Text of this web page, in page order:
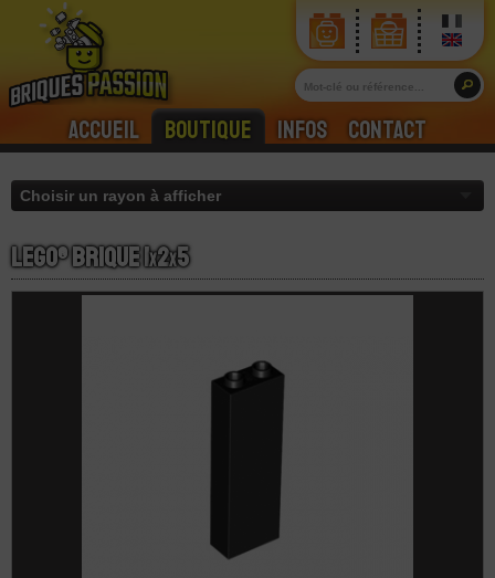
Accueil Boutique Infos Contact
LEGO® Brique 1x2x5